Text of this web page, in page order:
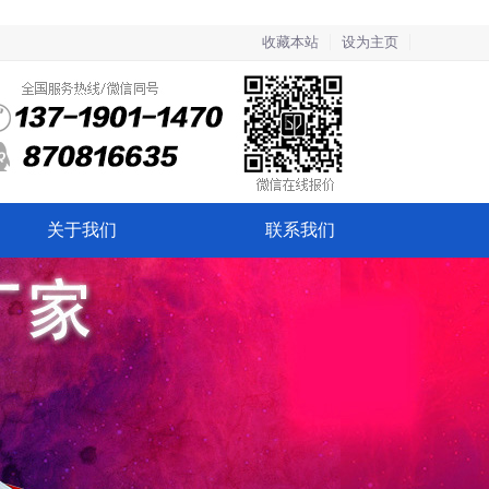
收藏本站 设为主页
关于我们 联系我们